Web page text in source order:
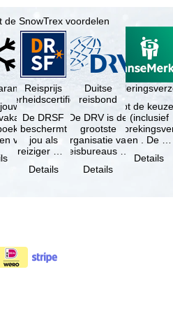
de SnowTrex voordelen
voor
Reisprijs
zekerheidscertificaat
De DRSF
beschermt
jou als
reiziger met
pakketreis
Details
Duitse
reisbond
De DRV is de
grootste
organisatie van
reisbureaus en
in Duitsland. …
Details
Je hebt de
(inclusief
en . De …
Details